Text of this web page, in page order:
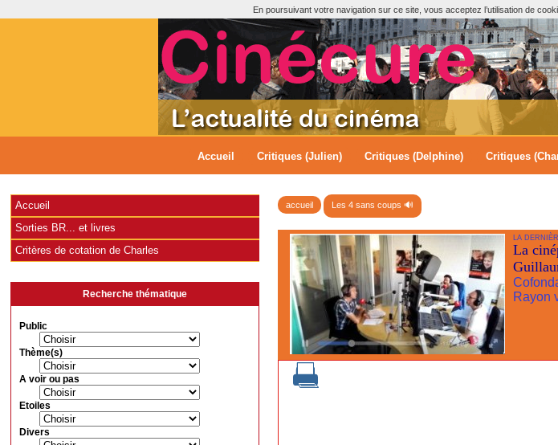
En poursuivant votre navigation sur ce site, vous acceptez l’utilisation de
Accueil Critiques (Julien) Critiques (Delphine) Critiques
accueil Les 4 sans coups 🔊
LA
La
Rayon
Accueil
Sorties BR... et livres
Critères de cotation de Charles
Recherche thématique
Public
Thème(s)
A voir ou pas
Etoiles
Divers